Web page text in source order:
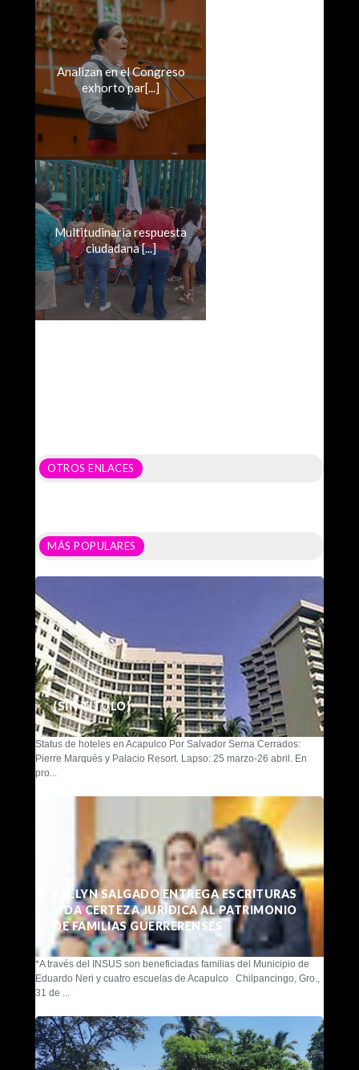
Analizan en el Congreso
exhorto par[...]
Multitudinaria respuesta
ciudadana [...]
OTROS ENLACES
MÁS POPULARES
(SIN TÍTULO)
Status de hoteles en Acapulco Por Salvador Serna Cerrados:
Pierre Marqués y Palacio Resort. Lapso: 25 marzo-26 abril. En
pro...
EVELYN SALGADO ENTREGA ESCRITURAS
Y DA CERTEZA JURÍDICA AL PATRIMONIO
DE FAMILIAS GUERRERENSES
*A través del INSUS son beneficiadas familias del Municipio de
Eduardo Neri y cuatro escuelas de Acapulco Chilpancingo, Gro.,
31 de ...